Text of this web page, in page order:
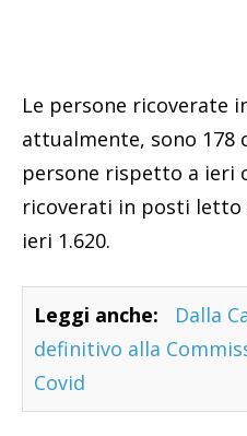
Le persone ricoverate
attualmente, sono 178
persone rispetto a ieri
ricoverati in posti letto
ieri 1.620.
Leggi anche:
Dalla
definitivo alla
Covid